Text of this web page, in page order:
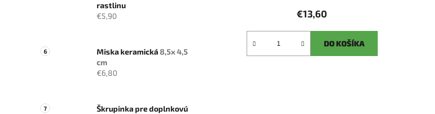
rastlinu
€5,90
Miska keramická 8,5x 4,5
cm
€6,80
Škrupinka pre doplnkovú
€13,60
DO KOŠÍKA